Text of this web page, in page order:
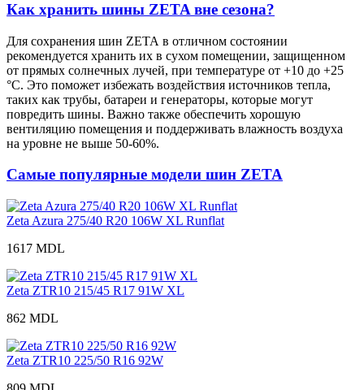
Как хранить шины ZETA вне сезона?
Для сохранения шин ZETA в отличном состоянии
рекомендуется хранить их в сухом помещении, защищенном
от прямых солнечных лучей, при температуре от +10 до +25
°С. Это поможет избежать воздействия источников тепла,
таких как трубы, батареи и генераторы, которые могут
повредить шины. Важно также обеспечить хорошую
вентиляцию помещения и поддерживать влажность воздуха
на уровне не выше 50-60%.
Самые популярные модели шин ZETA
Zeta Azura 275/40 R20 106W XL Runflat
1617 MDL
Zeta ZTR10 215/45 R17 91W XL
862 MDL
Zeta ZTR10 225/50 R16 92W